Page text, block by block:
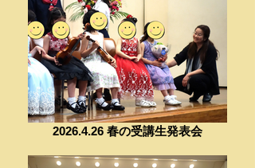
2026.4.26 春の受講生発表会